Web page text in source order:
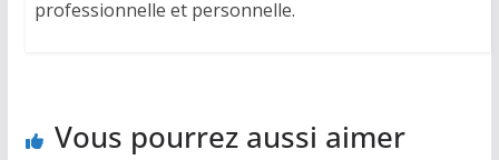
professionnelle et personnelle.
Vous pourrez aussi aimer